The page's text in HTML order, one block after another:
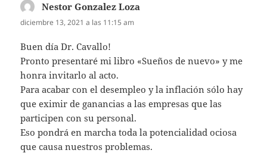
Nestor Gonzalez Loza
diciembre 13, 2021 a las 11:15 am
Buen día Dr. Cavallo!
Pronto presentaré mi libro «Sueños de nuevo» y me
honra invitarlo al acto.
Para acabar con el desempleo y la inflación sólo hay
que eximir de ganancias a las empresas que las
participen con su personal.
Eso pondrá en marcha toda la potencialidad ociosa
que causa nuestros problemas.